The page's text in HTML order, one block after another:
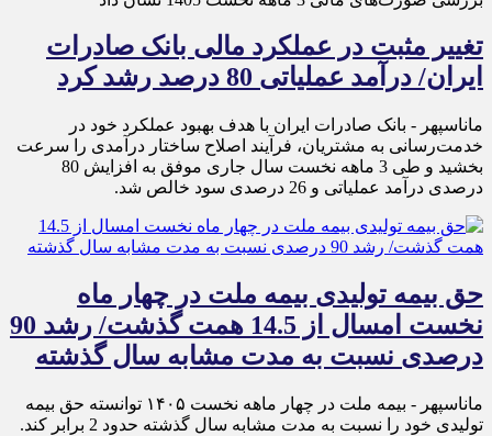
تغییر مثبت در عملکرد مالی بانک صادرات
ایران/ درآمد عملیاتی 80 درصد رشد کرد
ماناسپهر - ​بانک صادرات ایران با هدف بهبود عملکرد خود در
خدمت‌رسانی به مشتریان، فرآیند اصلاح ساختار درآمدی را سرعت
بخشید و طی 3 ماهه نخست سال جاری موفق به افزایش 80
درصدی درآمد عملیاتی و 26 درصدی سود خالص شد.
حق بیمه تولیدی بیمه ملت در چهار ماه
نخست امسال از 14.5 همت گذشت/ رشد 90
درصدی نسبت به مدت مشابه سال گذشته
ماناسپهر - بیمه ملت در چهار ماهه نخست ۱۴٠۵ توانسته حق بیمه
تولیدی خود را نسبت به مدت مشابه سال گذشته حدود 2 برابر کند.